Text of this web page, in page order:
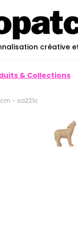
créative
& Collections
- sa221c